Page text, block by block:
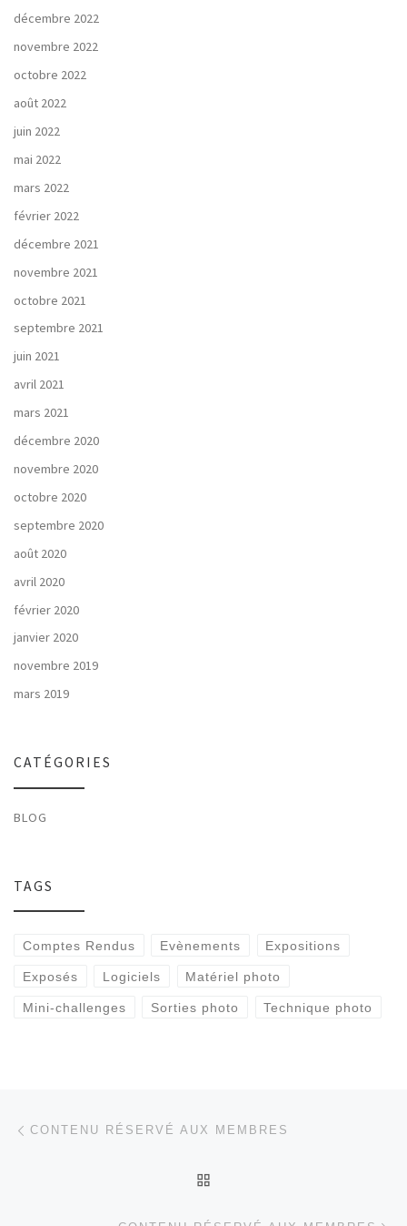
décembre 2022
novembre 2022
octobre 2022
août 2022
juin 2022
mai 2022
mars 2022
février 2022
décembre 2021
novembre 2021
octobre 2021
septembre 2021
juin 2021
avril 2021
mars 2021
décembre 2020
novembre 2020
octobre 2020
septembre 2020
août 2020
avril 2020
février 2020
janvier 2020
novembre 2019
mars 2019
CATÉGORIES
BLOG
TAGS
Comptes Rendus Evènements Expositions
Exposés Logiciels Matériel photo
Mini-challenges Sorties photo Technique photo
Parcourir les articles
CONTENU RÉSERVÉ AUX MEMBRES